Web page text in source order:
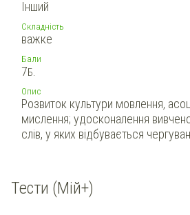
Інший
Складність
важке
Бали
7Б.
Опис
Розвиток культури мовлення,
мислення; удосконалення
слів, у яких відбувається
Тести (Мій+)